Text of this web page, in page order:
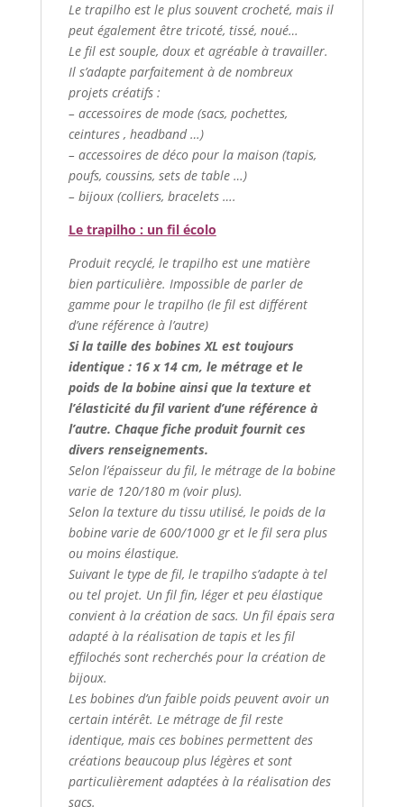
Le trapilho est le plus souvent crocheté, mais il
peut également être tricoté, tissé, noué…
Le fil est souple, doux et agréable à travailler.
Il s’adapte parfaitement à de nombreux
projets créatifs :
– accessoires de mode (sacs, pochettes,
ceintures , headband …)
– accessoires de déco pour la maison (tapis,
poufs, coussins, sets de table …)
– bijoux (colliers, bracelets ….
Le trapilho : un fil écolo
Produit recyclé, le trapilho est une matière
bien particulière. Impossible de parler de
gamme pour le trapilho (le fil est différent
d’une référence à l’autre)
Si la taille des bobines XL est toujours
identique : 16 x 14 cm, le métrage et le
poids de la bobine ainsi que la texture et
l’élasticité du fil varient d’une référence à
l’autre. Chaque fiche produit fournit ces
divers renseignements.
Selon l’épaisseur du fil, le métrage de la bobine
varie de 120/180 m (voir plus).
Selon la texture du tissu utilisé, le poids de la
bobine varie de 600/1000 gr et le fil sera plus
ou moins élastique.
Suivant le type de fil, le trapilho s’adapte à tel
ou tel projet. Un fil fin, léger et peu élastique
convient à la création de sacs. Un fil épais sera
adapté à la réalisation de tapis et les fil
effilochés sont recherchés pour la création de
bijoux.
Les bobines d’un faible poids peuvent avoir un
certain intérêt. Le métrage de fil reste
identique, mais ces bobines permettent des
créations beaucoup plus légères et sont
particulièrement adaptées à la réalisation des
sacs.